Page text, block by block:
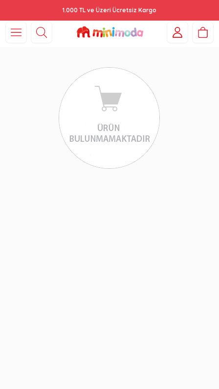
1.000 TL ve Üzeri Ücretsiz Kargo